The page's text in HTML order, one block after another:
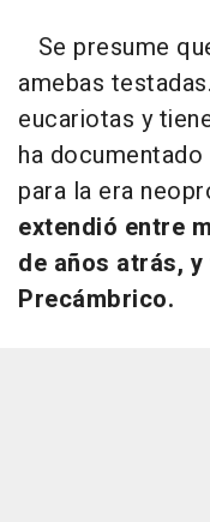
Se presume
amebas
eucariotas y
ha
para la era
extendió entre
de años atrás,
Precámbrico.